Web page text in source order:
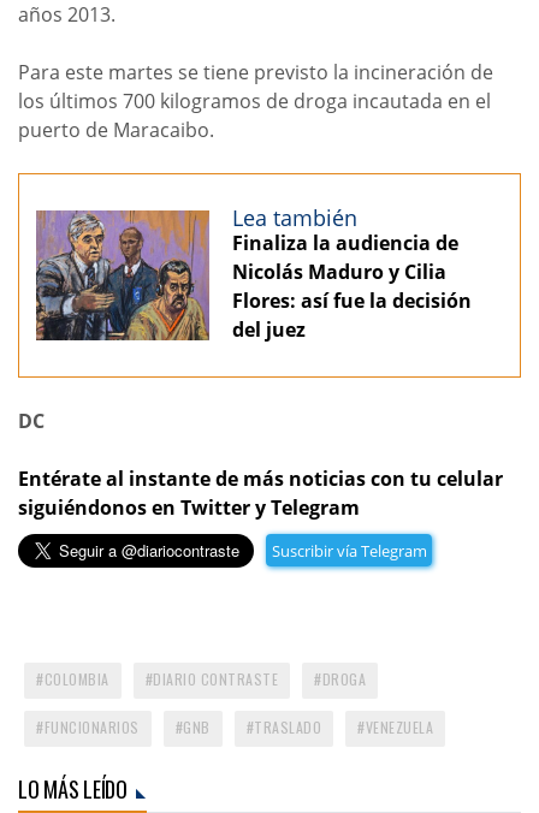
años 2013.
Para este martes se tiene previsto la incineración de
los últimos 700 kilogramos de droga incautada en el
puerto de Maracaibo.
Lea también
Finaliza la audiencia de
Nicolás Maduro y Cilia
Flores: así fue la decisión
del juez
DC
Entérate al instante de más noticias con tu celular
siguiéndonos en Twitter y Telegram
Suscribir vía Telegram
COLOMBIA DIARIO CONTRASTE DROGA
FUNCIONARIOS GNB TRASLADO VENEZUELA
LO MÁS LEÍDO